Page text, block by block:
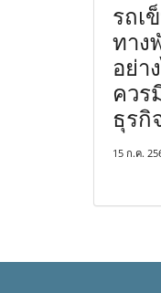
รถเ
ทาง
อย่า
ควร
ธุรกิ
15 ก.ค.